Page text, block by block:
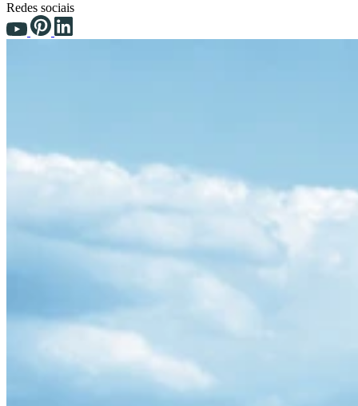
Redes sociais